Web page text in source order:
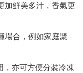
加鮮美多汁，香氣更
場合，例如家庭聚
，亦可方便分裝冷凍